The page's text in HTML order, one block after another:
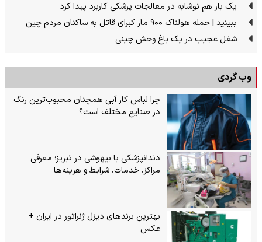
یک بار هم نوشابه در معالجات پزشکی کاربرد پیدا کرد
ببینید | حمله هولناک ۹۰۰ مار کبرای قاتل به ساکنان مردم چین
شغل عجیب در یک باغ وحش چینی
وب گردی
چرا لباس کار آبی همچنان محبوب‌ترین رنگ
در صنایع مختلف است؟
دندانپزشکی با بیهوشی در تبریز؛ معرفی
مراکز، خدمات، شرایط و هزینه‌ها
بهترین برندهای دیزل ژنراتور در ایران +
عکس